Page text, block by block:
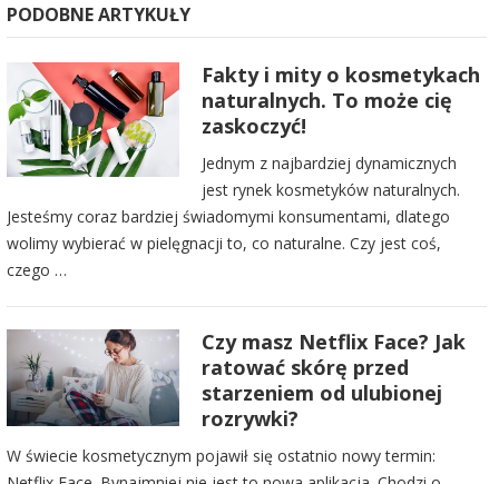
PODOBNE ARTYKUŁY
Fakty i mity o kosmetykach
naturalnych. To może cię
zaskoczyć!
Jednym z najbardziej dynamicznych
jest rynek kosmetyków naturalnych.
Jesteśmy coraz bardziej świadomymi konsumentami, dlatego
wolimy wybierać w pielęgnacji to, co naturalne. Czy jest coś,
czego …
Czy masz Netflix Face? Jak
ratować skórę przed
starzeniem od ulubionej
rozrywki?
W świecie kosmetycznym pojawił się ostatnio nowy termin: